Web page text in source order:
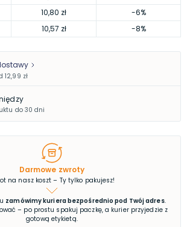
10,80 zł
-6%
10,57 zł -8%
12,99 zł
do 30 dni
Darmowe zwroty
na nasz koszt – Ty tylko pakujesz!
zamówimy kuriera bezpośrednio pod Twój adres.
– po prostu spakuj paczkę, a kurier przyjedzie z
gotową etykietą.